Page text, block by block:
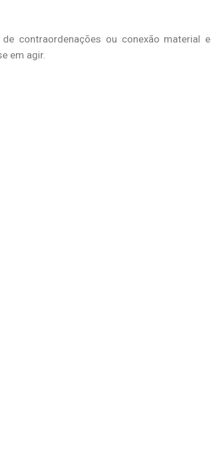
contraordenações ou conexão material e
em agir.